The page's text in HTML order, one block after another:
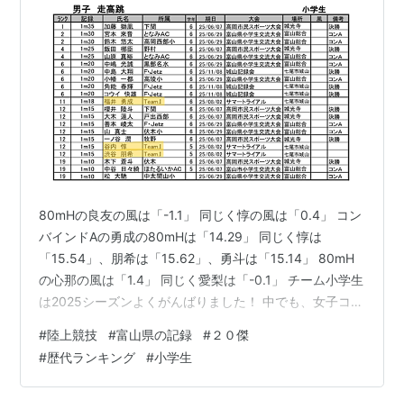
80mHの良友の風は「-1.1」 同じく惇の風は「0.4」 コン
バインドAの勇成の80mHは「14.29」 同じく惇は
「15.54」、朋希は「15.62」、勇斗は「15.14」 80mH
の心那の風は「1.4」 同じく愛梨は「-0.1」 チーム小学生
は2025シーズンよくがんばりました！ 中でも、女子コン
た！ また、５年、４年、３年生のランクインも多くあ
り、2026シーズンのさらなる飛躍が期待されます！
100mと1000mのランクインは心那だけでしたが、これ
#陸上競技 #富山県の記録 #２０傑
#歴代ランキング #小学生